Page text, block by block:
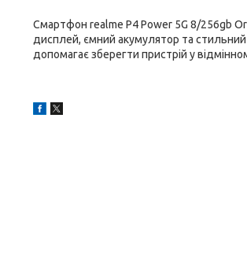
Смартфон realme P4 Power 5G 8/256gb
дисплей, ємний акумулятор та
допомагає зберегти пристрій у